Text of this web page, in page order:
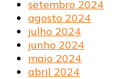
setembro 2024
agosto 2024
julho 2024
junho 2024
maio 2024
abril 2024